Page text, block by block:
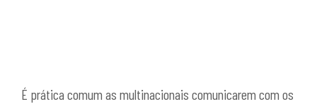
É prática comum as multinacionais comunicarem com os